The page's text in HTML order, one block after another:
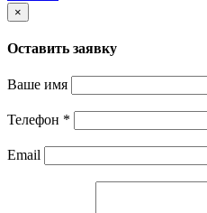
×
Оставить заявку
Ваше имя
Телефон *
Email